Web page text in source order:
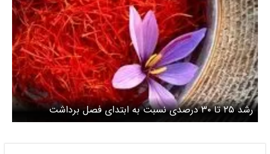
رشد ۲۵ تا ۳۰ درصدی نسبت به ابتدای فصل برداشت